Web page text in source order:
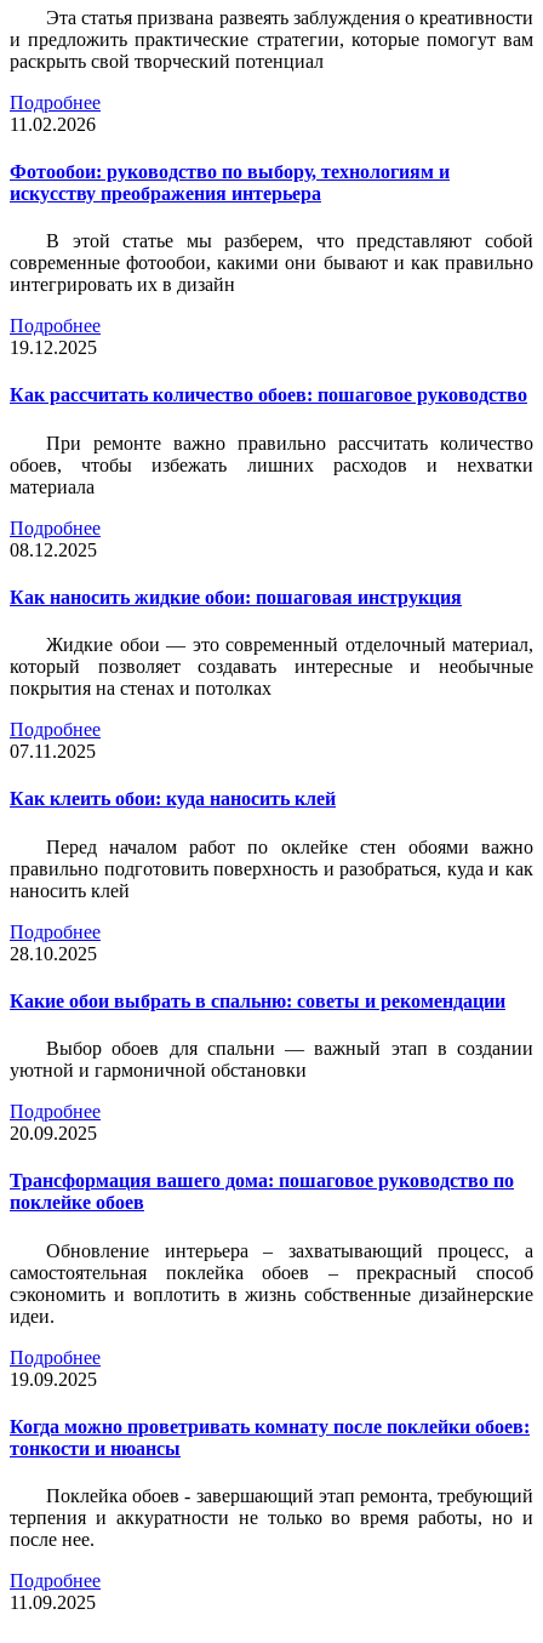
Эта статья призвана развеять заблуждения о креативности
и предложить практические стратегии, которые помогут вам
раскрыть свой творческий потенциал
Подробнее
11.02.2026
Фотообои: руководство по выбору, технологиям и
искусству преображения интерьера
В этой статье мы разберем, что представляют собой
современные фотообои, какими они бывают и как правильно
интегрировать их в дизайн
Подробнее
19.12.2025
Как рассчитать количество обоев: пошаговое руководство
При ремонте важно правильно рассчитать количество
обоев, чтобы избежать лишних расходов и нехватки
материала
Подробнее
08.12.2025
Как наносить жидкие обои: пошаговая инструкция
Жидкие обои — это современный отделочный материал,
который позволяет создавать интересные и необычные
покрытия на стенах и потолках
Подробнее
07.11.2025
Как клеить обои: куда наносить клей
Перед началом работ по оклейке стен обоями важно
правильно подготовить поверхность и разобраться, куда и как
наносить клей
Подробнее
28.10.2025
Какие обои выбрать в спальню: советы и рекомендации
Выбор обоев для спальни — важный этап в создании
уютной и гармоничной обстановки
Подробнее
20.09.2025
Трансформация вашего дома: пошаговое руководство по
поклейке обоев
Обновление интерьера – захватывающий процесс, а
самостоятельная поклейка обоев – прекрасный способ
сэкономить и воплотить в жизнь собственные дизайнерские
идеи.
Подробнее
19.09.2025
Когда можно проветривать комнату после поклейки обоев:
тонкости и нюансы
Поклейка обоев - завершающий этап ремонта, требующий
терпения и аккуратности не только во время работы, но и
после нее.
Подробнее
11.09.2025